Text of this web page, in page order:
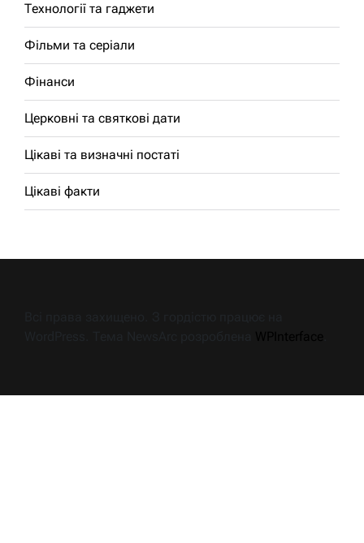
Технології та гаджети
Фільми та серіали
Фінанси
Церковні та святкові дати
Цікаві та визначні постаті
Цікаві факти